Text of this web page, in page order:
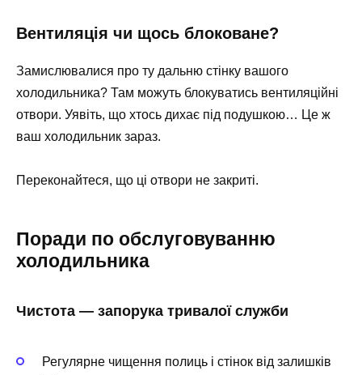
Вентиляція чи щось блоковане?
Замислювалися про ту дальню стінку вашого
холодильника? Там можуть блокуватись вентиляційні
отвори. Уявіть, що хтось дихає під подушкою… Це ж
ваш холодильник зараз.
Переконайтеся, що ці отвори не закриті.
Поради по обслуговуванню
холодильника
Чистота — запорука тривалої служби
Регулярне чищення полиць і стінок від залишків